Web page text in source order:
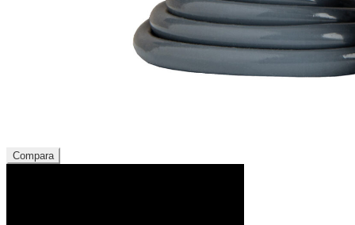
Compara